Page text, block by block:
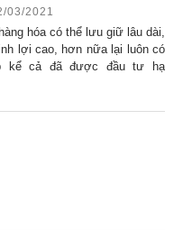
03/2021
hóa có thể lưu giữ lâu dài,
lợi cao, hơn nữa lại luôn có
kể cả đã được đầu tư hạ